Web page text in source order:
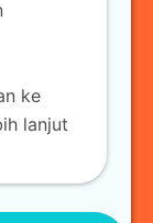
Kontak
ke
lanjut